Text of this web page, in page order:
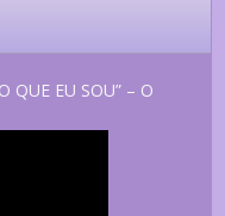
QUE EU SOU” – O